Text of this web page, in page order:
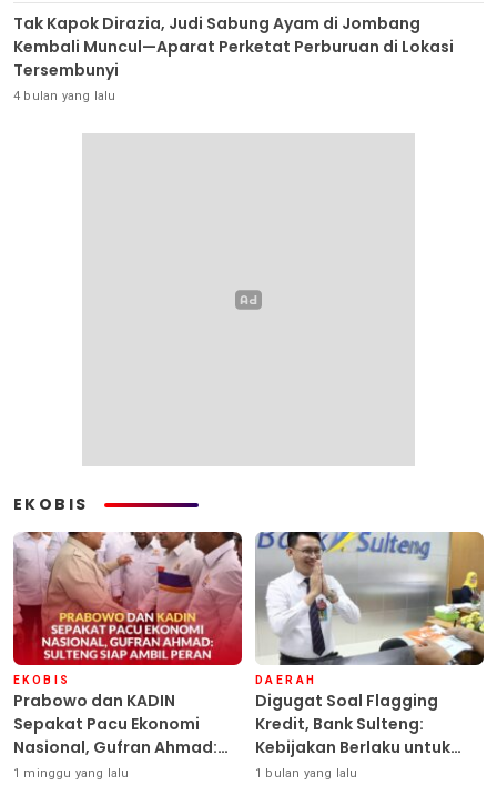
Tak Kapok Dirazia, Judi Sabung Ayam di Jombang
Kembali Muncul—Aparat Perketat Perburuan di Lokasi
Tersembunyi
4 bulan yang lalu
EKOBIS
EKOBIS
Prabowo dan KADIN
Sepakat Pacu Ekonomi
Nasional, Gufran Ahmad:
Sulteng Siap Ambil Peran
1 minggu yang lalu
DAERAH
Digugat Soal Flagging
Kredit, Bank Sulteng:
Kebijakan Berlaku untuk
Seluruh Debitur ASN
1 bulan yang lalu